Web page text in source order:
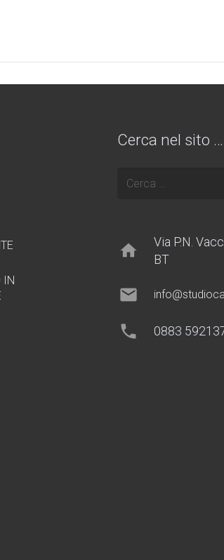
IN
Cerca nel sito …
Ricerca
home
Via P.N.
BT
mail
phone 0883